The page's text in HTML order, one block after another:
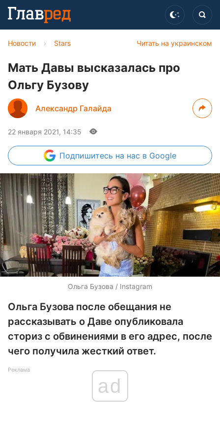
Читать на украинском
Новости › Stars
Мать Давы высказалась про
Ольгу Бузову
Александр Галайда
22 января 2021, 14:35
Подпишитесь на нас в Google
Ольга Бузова / Instagram
Ольга Бузова после обещания не
рассказывать о Даве опубликовала
сториз с обвинениями в его адрес, после
чего получила жесткий ответ.
Реклама
ad